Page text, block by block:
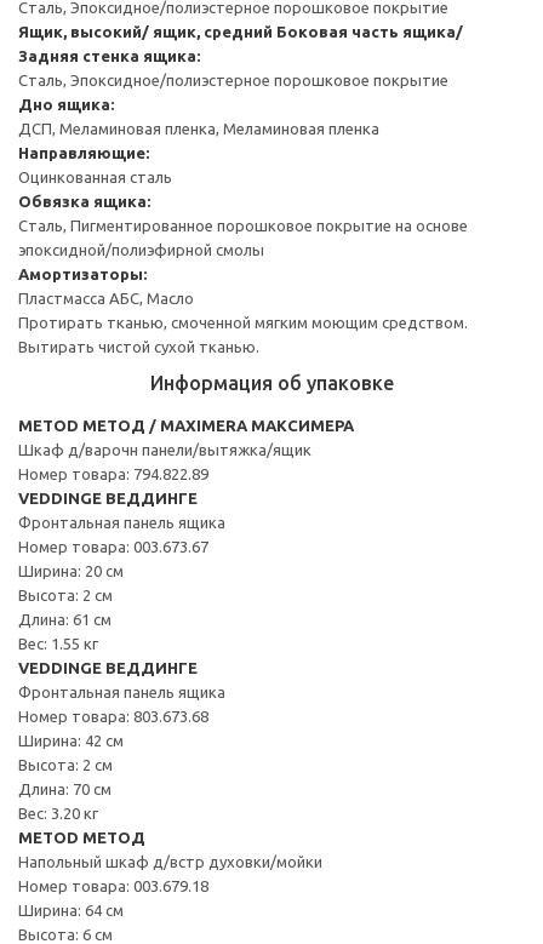
Сталь, Эпоксидное/полиэстерное порошковое покрытие
Ящик, высокий/ ящик, средний Боковая часть ящика/
Задняя стенка ящика:
Сталь, Эпоксидное/полиэстерное порошковое покрытие
Дно ящика:
ДСП, Меламиновая пленка, Меламиновая пленка
Направляющие:
Оцинкованная сталь
Обвязка ящика:
Сталь, Пигментированное порошковое покрытие на основе
эпоксидной/полиэфирной смолы
Амортизаторы:
Пластмасса АБС, Масло
Протирать тканью, смоченной мягким моющим средством.
Вытирать чистой сухой тканью.
Информация об упаковке
METOD МЕТОД / MAXIMERA МАКСИМЕРА
Шкаф д/варочн панели/вытяжка/ящик
Номер товара: 794.822.89
VEDDINGE ВЕДДИНГЕ
Фронтальная панель ящика
Номер товара: 003.673.67
Ширина: 20 см
Высота: 2 см
Длина: 61 см
Вес: 1.55 кг
VEDDINGE ВЕДДИНГЕ
Фронтальная панель ящика
Номер товара: 803.673.68
Ширина: 42 см
Высота: 2 см
Длина: 70 см
Вес: 3.20 кг
METOD МЕТОД
Напольный шкаф д/встр духовки/мойки
Номер товара: 003.679.18
Ширина: 64 см
Высота: 6 см